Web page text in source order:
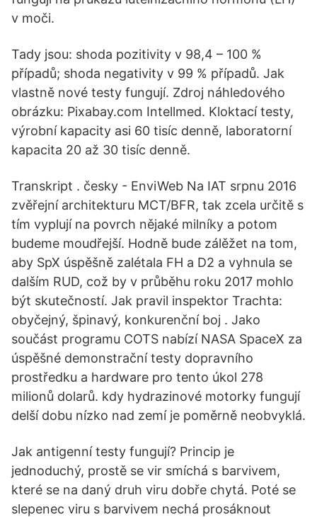
v moči.
Tady jsou: shoda pozitivity v 98,4 – 100 %
případů; shoda negativity v 99 % případů. Jak
vlastně nové testy fungují. Zdroj náhledového
obrázku: Pixabay.com Intellmed. Kloktací testy,
výrobní kapacity asi 60 tisíc denně, laboratorní
kapacita 20 až 30 tisíc denně.
Transkript . česky - EnviWeb Na IAT srpnu 2016
zvěřejní architekturu MCT/BFR, tak zcela určitě s
tím vyplují na povrch nějaké milníky a potom
budeme moudřejší. Hodně bude zálěžet na tom,
aby SpX úspěšně zalétala FH a D2 a vyhnula se
dalším RUD, což by v průběhu roku 2017 mohlo
být skutečností. Jak pravil inspektor Trachta:
obyčejný, špinavý, konkurenční boj . Jako
součást programu COTS nabízí NASA SpaceX za
úspěšné demonstrační testy dopravního
prostředku a hardware pro tento úkol 278
milionů dolarů. kdy hydrazinové motorky fungují
delší dobu nízko nad zemí je poměrně neobvyklá.
Jak antigenní testy fungují? Princip je
jednoduchý, prostě se vir smíchá s barvivem,
které se na daný druh viru dobře chytá. Poté se
slepenec viru s barvivem nechá prosáknout